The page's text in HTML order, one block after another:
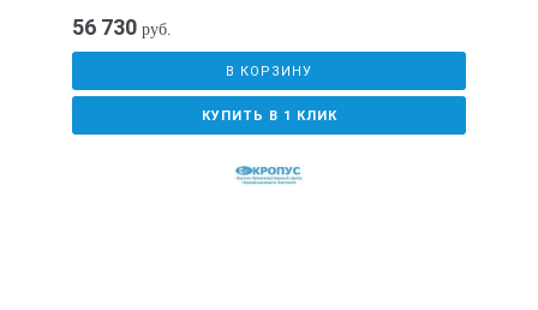
56 730 руб.
В КОРЗИНУ
КУПИТЬ В 1 КЛИК